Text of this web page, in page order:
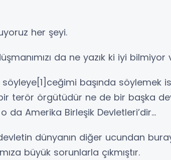
her şeyi.
da ne yazık ki iyi bilmiyor
söyleye[1]ceğimi başında söylemek
terör örgütüdür ne de bir başka
da Amerika Birleşik Devletleri’dir...
dünyanın diğer ucundan
büyük sorunlarla çıkmıştır.